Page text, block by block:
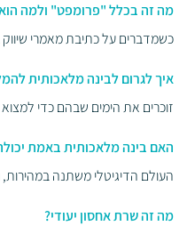
מה זה בכלל "פרומפט" ולמה הוא
כשמדברים על כתיבת מאמרי שיווק
איך לגרום לבינה מלאכותית
זוכרים את הימים שבהם כדי למצוא
האם בינה מלאכותית באמת
העולם הדיגיטלי משתנה במהירות,
מה זה שרת אחסון יעודי?